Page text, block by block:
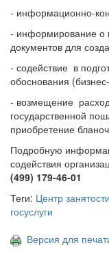
- информационно-
- информирование о
документов для
- содействие в
обоснования
- возмещение
государственной
приобретение
Подробную
содействия
(499) 179-46-01
Теги: Центр
госуслуги
Версия для